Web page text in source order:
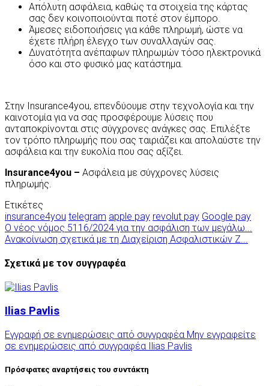
Απόλυτη ασφάλεια, καθώς τα στοιχεία της κάρτας
σας δεν κοινοποιούνται ποτέ στον έμπορο.
Άμεσες ειδοποιήσεις για κάθε πληρωμή, ώστε να
έχετε πλήρη έλεγχο των συναλλαγών σας.
Δυνατότητα ανέπαφων πληρωμών τόσο ηλεκτρονικά
όσο και στο φυσικό μας κατάστημα.
Στην Insurance4you, επενδύουμε στην τεχνολογία και την
καινοτομία για να σας προσφέρουμε λύσεις που
ανταποκρίνονται στις σύγχρονες ανάγκες σας. Επιλέξτε
τον τρόπο πληρωμής που σας ταιριάζει και απολαύστε την
ασφάλεια και την ευκολία που σας αξίζει.
Insurance4you – Ασφάλεια με σύγχρονες λύσεις
πληρωμής.
Ετικέτες
insurance4you telegram apple pay revolut pay Google pay
Ο νέος νόμος 5116/2024 για την ασφάλιση των μεγάλω...
Ανακοίνωση σχετικά με τη Διαχείριση Ασφαλιστικών Ζ...
Σχετικά με τον συγγραφέα
Ilias Pavlis
Εγγραφή σε ενημερώσεις από συγγραφέα Μην εγγραφείτε
σε ενημερώσεις από συγγραφέα Ilias Pavlis
Πρόσφατες αναρτήσεις του συντάκτη